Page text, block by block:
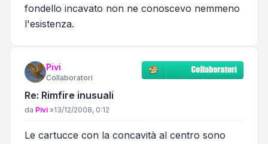
fondello incavato non ne conoscevo nemmeno
l'esistenza.
Pivi
Collaboratori
Re: Rimfire inusuali
Messaggio
da Pivi »13/12/2008, 0:12
Le cartucce con la concavità al centro sono